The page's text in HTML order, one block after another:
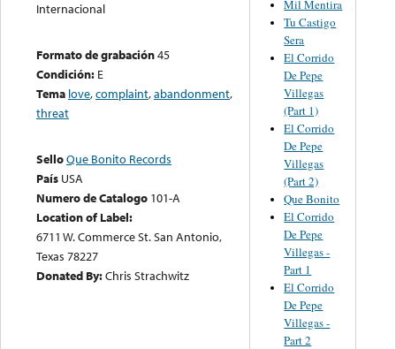
Internacional
Formato de grabación45
Condición: E
Tema love,complaint,abandonment,
threat
SelloQue Bonito Records
País USA
Numero de Catalogo 101-A
Location of Label:
6711 W. Commerce St. San Antonio,
Texas 78227
Donated By:Chris Strachwitz
Mil Mentira
Tu Castigo
Sera
El Corrido
De Pepe
Villegas
(Part 1)
El Corrido
De Pepe
Villegas
(Part 2)
Que Bonito
El Corrido
De Pepe
Villegas -
Part 1
El Corrido
De Pepe
Villegas -
Part 2